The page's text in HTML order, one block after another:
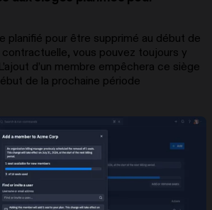
planifié pour être supprimé au début de
vous pouvez toujours y
d’un membre empêchera ce siège
de la prochaine période